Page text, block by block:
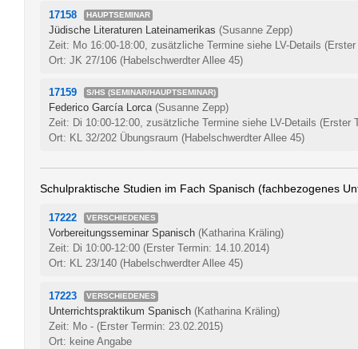
17158 HAUPTSEMINAR
Jüdische Literaturen Lateinamerikas (Susanne Zepp)
Zeit: Mo 16:00-18:00, zusätzliche Termine siehe LV-Details
Ort: JK 27/106 (Habelschwerdter Allee 45)
17159 S/HS (SEMINAR/HAUPTSEMINAR)
Federico García Lorca (Susanne Zepp)
Zeit: Di 10:00-12:00, zusätzliche Termine siehe LV-Details (Erster
Ort: KL 32/202 Übungsraum (Habelschwerdter Allee 45)
Schulpraktische Studien im Fach Spanisch (fachbezogenes
17222 VERSCHIEDENES
Vorbereitungsseminar Spanisch (Katharina Kräling)
Zeit: Di 10:00-12:00 (Erster Termin: 14.10.2014)
Ort: KL 23/140 (Habelschwerdter Allee 45)
17223 VERSCHIEDENES
Unterrichtspraktikum Spanisch (Katharina Kräling)
Zeit: Mo - (Erster Termin: 23.02.2015)
Ort: keine Angabe